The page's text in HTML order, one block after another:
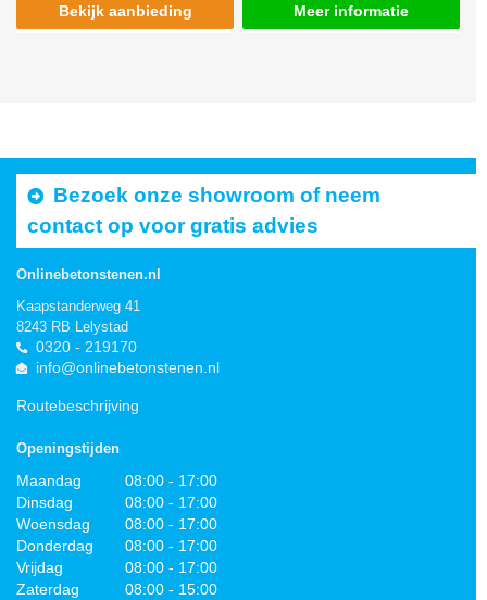
Bekijk aanbieding Meer informatie
Bezoek onze showroom of neem
contact op voor gratis advies
Onlinebetonstenen.nl
Kaapstanderweg 41
8243 RB Lelystad
0320 - 219170
info@onlinebetonstenen.nl
Routebeschrijving
Openingstijden
Maandag
08:00 - 17:00
Dinsdag
08:00 - 17:00
Woensdag
08:00 - 17:00
Donderdag
08:00 - 17:00
Vrijdag
08:00 - 17:00
Zaterdag
08:00 - 15:00